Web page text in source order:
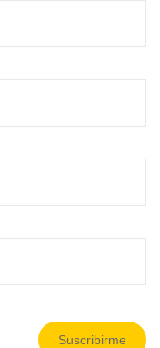
Suscribirme